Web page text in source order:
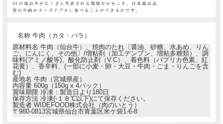
名称 牛肉（カタ・バラ）
原材料名 牛肉（仙台牛）、焼肉のたれ〔醤油、砂糖、水あめ、りん
ご、にんにく、その他〕/増粘剤（加工デンプン、増粘多糖類）、調
味料(アミノ酸等)、酸化防止剤（V.C）、着色料（パプリカ色素、紅
花黄）、香辛料、(一部に小麦・卵・大豆・牛肉・ごま・りんごを含
む)
産地名 牛肉（宮城県産）
内容量 600g（150g x 4パック）
賞味期限 冷凍：製造日より180日
保存方法 冷凍(-１８℃以下)にて保存ください。
製造者 WIDEFOOD株式会社（肉のいとう）
〒980-0813宮城県仙台市青葉区米ケ袋1-6-8